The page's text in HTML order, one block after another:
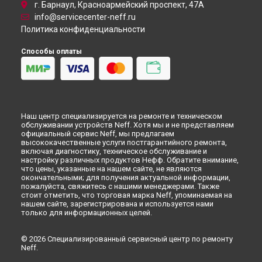
Самаре
Замена нагревателя испарителя холодильника Neff в
Омске
Красноярске
Замена нагревателя испарителя холодильника Neff в
Перми
Кирове
Замена нагревателя испарителя холодильника Neff в
Оренбурге
Замена нагревателя испарителя холодильника Neff в
Кемерово
Замена нагревателя испарителя холодильника Neff в
Новокузнецке
Замена нагревателя испарителя холодильника Neff в
Рязани
Астрахани
Замена нагревателя испарителя холодильника Neff в
г. Барнаул, Красноармейский проспект, 47А
info@servicecenter-neff.ru
Политика конфиденциальности
Способы оплаты
Наш центр специализируется на ремонте и техническом
обслуживании устройств Neff. Хотя мы и не представляем
официальный сервис Neff, мы предлагаем
высококачественные услуги постгарантийного ремонта,
включая диагностику, техническое обслуживание и
настройку различных продуктов Нефф. Обратите внимание,
что цены, указанные на нашем сайте, не являются
окончательными; для получения актуальной информации,
пожалуйста, свяжитесь с нашими менеджерами. Также
стоит отметить, что торговая марка Neff, упоминаемая на
нашем сайте, зарегистрирована и используется нами
только для информационных целей.
© 2026 Специализированный сервисный центр по ремонту
Neff.